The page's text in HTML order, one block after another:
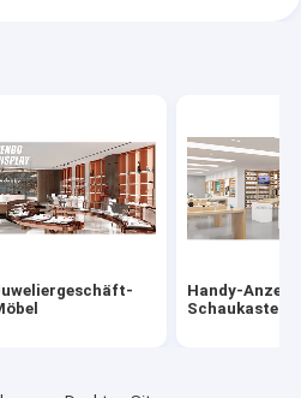
Handy-
Schaukasten